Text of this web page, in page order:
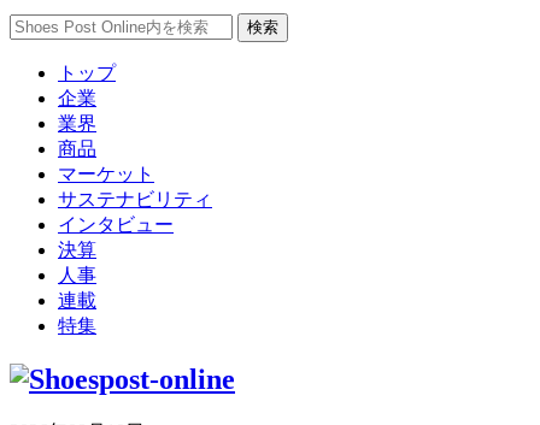
トップ
企業
業界
商品
マーケット
サステナビリティ
インタビュー
決算
人事
連載
特集